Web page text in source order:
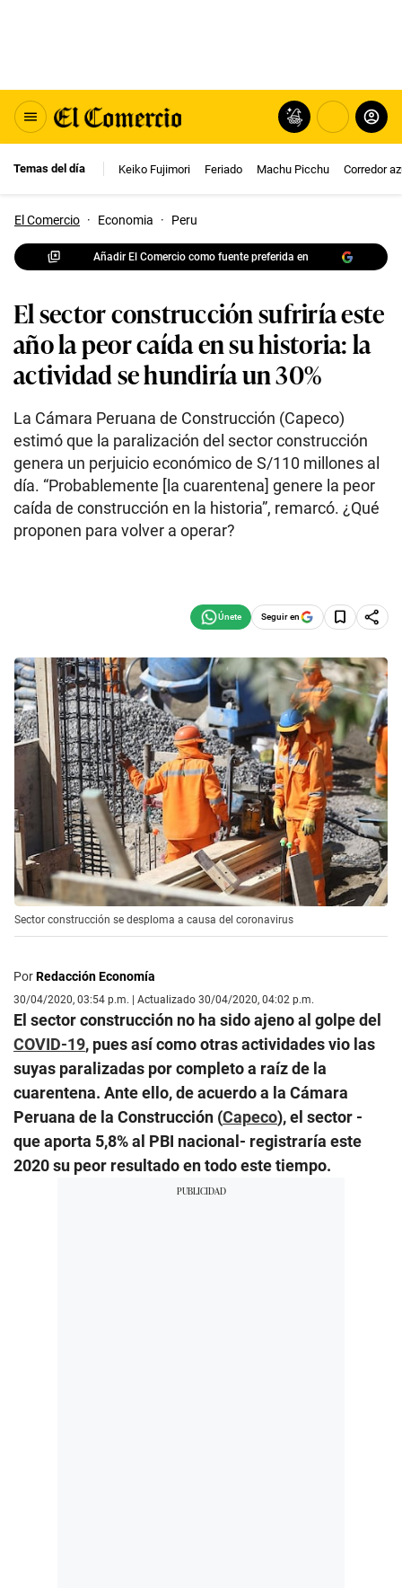
Temas del día Keiko Fujimori Feriado Machu Picchu Corredor
El Comercio · Economia · Peru
Añadir El Comercio como fuente preferida en
El sector construcción sufriría este
año la peor caída en su historia: la
actividad se hundiría un 30%
La Cámara Peruana de Construcción (Capeco)
estimó que la paralización del sector construcción
genera un perjuicio económico de S/110 millones al
día. “Probablemente [la cuarentena] genere la peor
caída de construcción en la historia”, remarcó. ¿Qué
proponen para volver a operar?
Seguir en
Sector construcción se desploma a causa del coronavirus
PorRedacción Economía
30/04/2020, 03:54 p.m. | Actualizado 30/04/2020, 04:02 p.m.
El sector construcción no ha sido ajeno al golpe del
COVID-19, pues así como otras actividades vio las
suyas paralizadas por completo a raíz de la
cuarentena. Ante ello, de acuerdo a la Cámara
Peruana de la Construcción (Capeco), el sector -
que aporta 5,8% al PBI nacional- registraría este
2020 su peor resultado en todo este tiempo.